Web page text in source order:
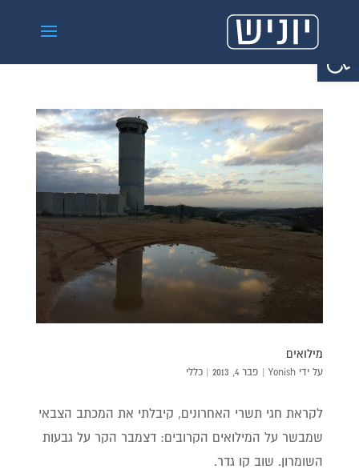
פתח סרגל נגישות
מילואים
על ידי Yonish
| פבר 4, 2013 | כללי
לקראת חגי תשרי האחרונים, קיבלתי את המכתב הצבאי
שמבשר על המילואים הקרובים: דצמבר הקר על גבעות
השומרון. שוב קו גדר.